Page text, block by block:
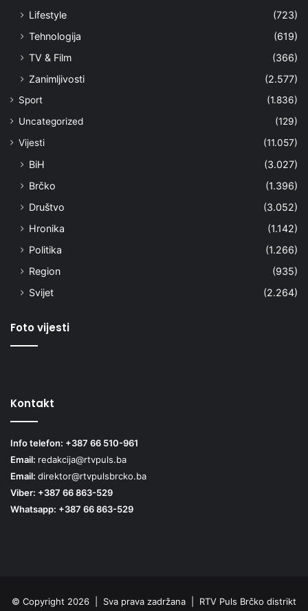
Lifestyle
(723)
Tehnologija
(619)
TV & Film
(366)
Zanimljivosti
(2.577)
Sport
(1.836)
Uncategorized
(129)
Vijesti
(11.057)
BiH
(3.027)
Brčko
(1.396)
Društvo
(3.052)
Hronika
(1.142)
Politika
(1.266)
Region
(935)
Svijet
(2.264)
Foto vijesti
Kontakt
Info telefon: +387 66 510-961
Email: redakcija@rtvpuls.ba
Email: direktor@rtvpulsbrcko.ba
Viber: +387 66 863-529
Whatsapp: +387 66 863-529
© Copyright 2026 | Sva prava zadržana | RTV Puls Brčko distrikt